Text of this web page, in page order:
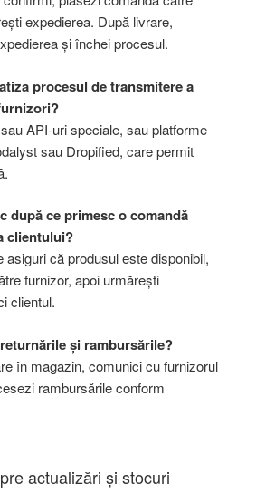
expedierea. După livrare,
și închei procesul.
procesul de transmitere a
API-uri speciale, sau platforme
sau Dropified, care permit
după ce primesc o comandă
clientului?
asiguri că produsul este disponibil,
furnizor, apoi urmărești
clientul.
și rambursările?
în magazin, comunici cu furnizorul
rambursările conform
actualizări și stocuri